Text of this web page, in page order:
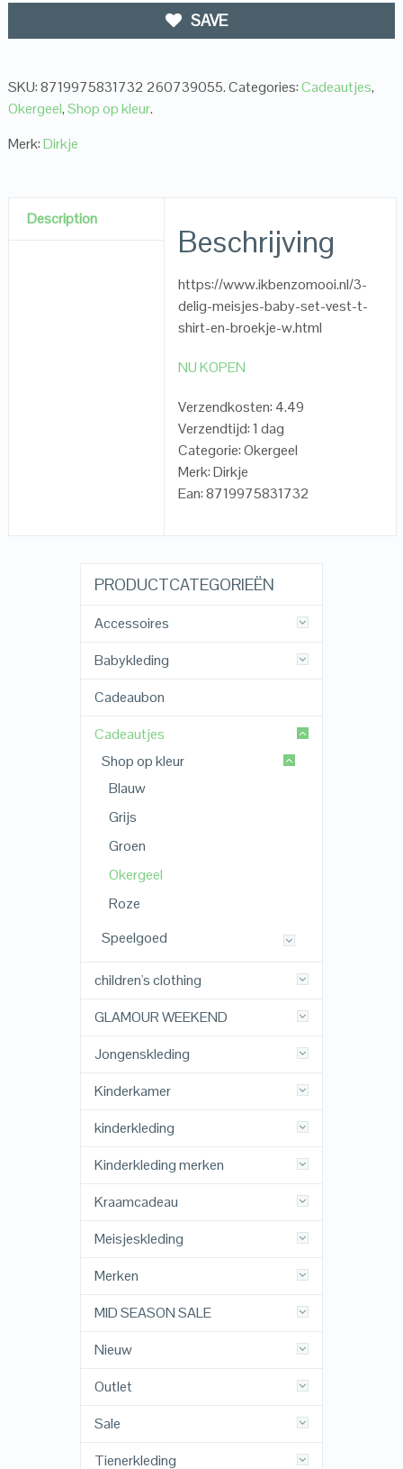
SAVE
SKU:8719975831732 260739055.Categories:Cadeautjes,
Okergeel,Shop op kleur.
Merk:Dirkje
Description
Beschrijving
https://www.ikbenzomooi.nl/3-
delig-meisjes-baby-set-vest-t-
shirt-en-broekje-w.html
NU KOPEN
Verzendkosten: 4.49
Verzendtijd: 1 dag
Categorie: Okergeel
Merk: Dirkje
Ean: 8719975831732
PRODUCTCATEGORIEËN
Accessoires
Babykleding
Cadeaubon
Cadeautjes
Shop op kleur
Blauw
Grijs
Groen
Okergeel
Roze
Speelgoed
children's clothing
GLAMOUR WEEKEND
Jongenskleding
Kinderkamer
kinderkleding
Kinderkleding merken
Kraamcadeau
Meisjeskleding
Merken
MID SEASON SALE
Nieuw
Outlet
Sale
Tienerkleding